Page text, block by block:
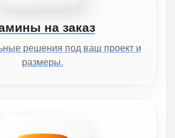
на заказ
решения под ваш проект и
размеры.